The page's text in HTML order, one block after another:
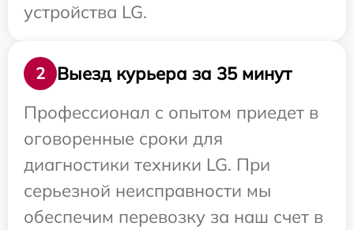
устройства LG.
2
Выезд курьера за 35 минут
Профессионал с опытом приедет в
оговоренные сроки для
диагностики техники LG. При
серьезной неисправности мы
обеспечим перевозку за наш счет в